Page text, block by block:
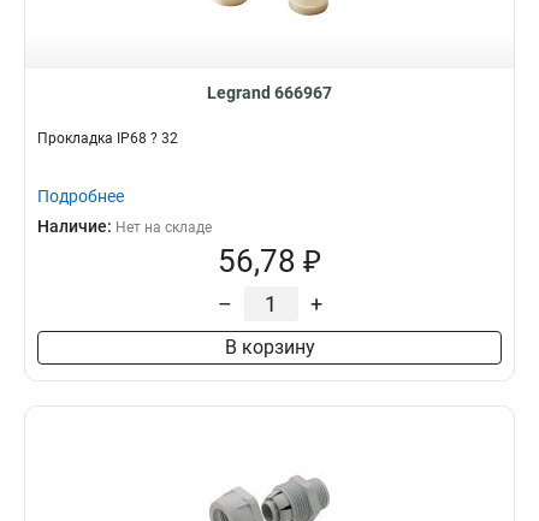
Legrand 666967
Прокладка IP68 ? 32
Подробнее
Наличие: Нет на складе
56,78 ₽
– +
В корзину